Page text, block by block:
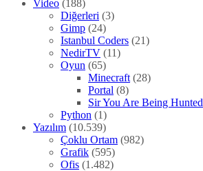
Video (188)
Diğerleri (3)
Gimp (24)
Istanbul Coders (21)
NedirTV (11)
Oyun (65)
Minecraft (28)
Portal (8)
Sir You Are Being Hunted
Python (1)
Yazılım (10.539)
Çoklu Ortam (982)
Grafik (595)
Ofis (1.482)